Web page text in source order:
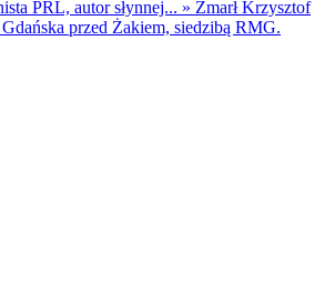
PRL, autor słynnej... » Zmarł Krzysztof
przed Żakiem, siedzibą RMG.